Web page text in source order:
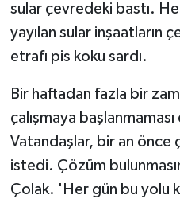
sular çevredeki bastı.
yayılan sular inşaatların
etrafı pis koku sardı.
Bir haftadan fazla bir
çalışmaya
Vatandaşlar, bir an önce
istedi. Çözüm
Çolak. 'Her gün bu yolu
Vefat Haberleri